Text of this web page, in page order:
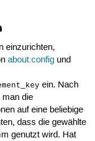
einzurichten,
about:configund
ein. Nach
die
auf eine beliebige
dass die gewählte
genutzt wird. Hat